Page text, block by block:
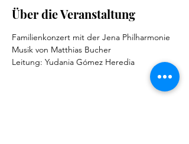
Über die Veranstaltung
Familienkonzert mit der Jena Philharmonie
Musik von Matthias Bucher
Leitung: Yudania Gómez Heredia